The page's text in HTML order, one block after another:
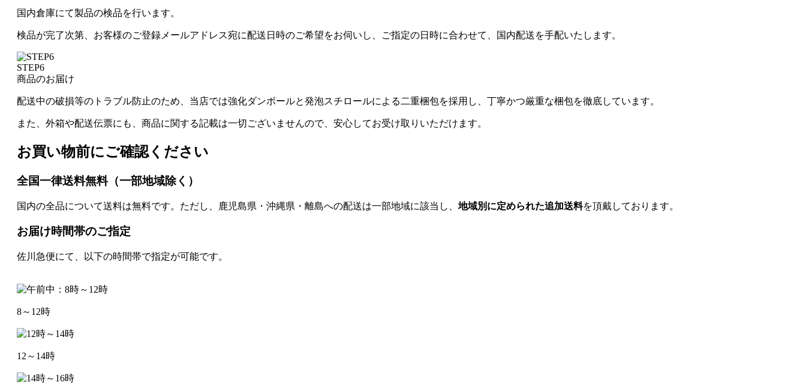
国内倉庫にて製品の検品を行います。
検品が完了次第、お客様のご登録メールアドレス宛に配送日時のご希望をお伺いし、ご指定の日時に合わせて、国内配送を手配いたします。
STEP6
商品のお届け
配送中の破損等のトラブル防止のため、当店では強化ダンボールと発泡スチロールによる二重梱包を採用し、丁寧かつ厳重な梱包を徹底しています。
また、外箱や配送伝票にも、商品に関する記載は一切ございませんので、安心してお受け取りいただけます。
お買い物前にご確認ください
全国一律送料無料（一部地域除く）
国内の全品について送料は無料です。ただし、鹿児島県・沖縄県・離島への配送は一部地域に該当し、 地域別に定められた追加送料を頂戴しております。
お届け時間帯のご指定
佐川急便にて、以下の時間帯で指定が可能です。
8～12時
12～14時